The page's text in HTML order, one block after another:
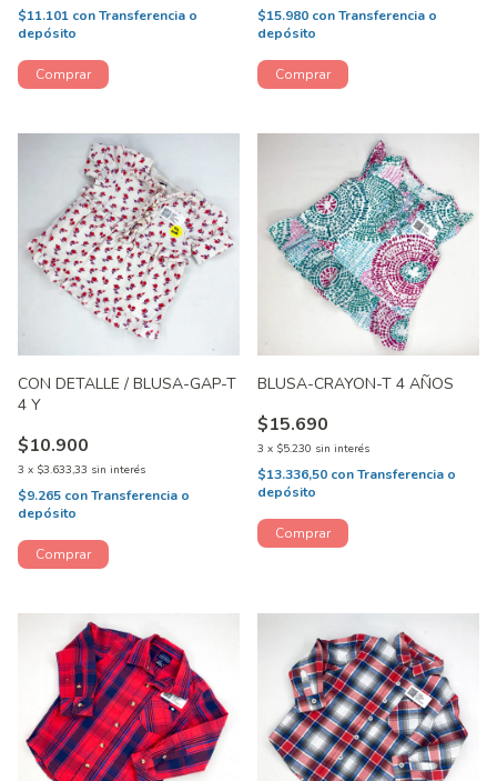
$11.101 conTransferencia o
depósito
$15.980 conTransferencia o
depósito
CON DETALLE / BLUSA-GAP-T
4 Y
$10.900
3 x $3.633,33 sin interés
$9.265 conTransferencia o
depósito
BLUSA-CRAYON-T 4 AÑOS
$15.690
3 x $5.230 sin interés
$13.336,50 conTransferencia o
depósito